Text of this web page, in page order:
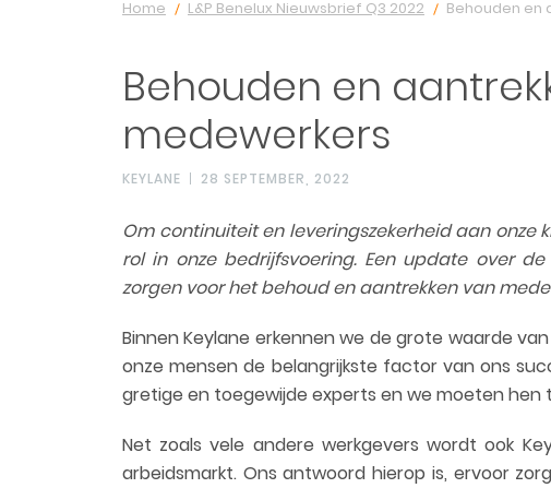
Home L&P Benelux Nieuwsbrief Q3 2022 Behouden en
Behouden en
medewerkers
KEYLANE 28 SEPTEMBER, 2022
Om continuiteit en leveringszekerheid aan onze
rol in onze bedrijfsvoering. Een update over
zorgen voorhetbehoudenaantrekken van
Binnen Keylane erkennen we de grote waarde
onze mensen de belangrijkste factor van ons
gretige en toegewijde experts en we moeten
Net zoals vele andere werkgevers wordt ook
arbeidsmarkt. Ons antwoord hierop is, ervoor